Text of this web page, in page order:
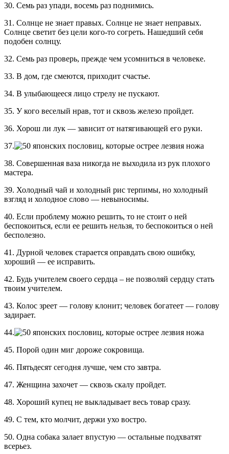
30. Семь раз упади, восемь раз поднимись.
31. Солнце не знает правых. Солнце не знает неправых.
Солнце светит без цели кого-то согреть. Нашедший себя
подобен солнцу.
32. Семь раз проверь, прежде чем усомниться в человеке.
33. В дом, где смеются, приходит счастье.
34. В улыбающееся лицо стрелу не пускают.
35. У кого веселый нрав, тот и сквозь железо пройдет.
36. Хорош ли лук — зависит от натягивающей его руки.
37.
38. Совершенная ваза никогда не выходила из рук плохого
мастера.
39. Холодный чай и холодный рис терпимы, но холодный
взгляд и холодное слово — невыносимы.
40. Если проблему можно решить, то не стоит о ней
беспокоиться, если ее решить нельзя, то беспокоиться о ней
бесполезно.
41. Дурной человек старается оправдать свою ошибку,
хороший — ее исправить.
42. Будь учителем своего сердца – не позволяй сердцу стать
твоим учителем.
43. Колос зреет — голову клонит; человек богатеет — голову
задирает.
44.
45. Порой один миг дороже сокровища.
46. Пятьдесят сегодня лучше, чем сто завтра.
47. Женщина захочет — сквозь скалу пройдет.
48. Хороший купец не выкладывает весь товар сразу.
49. С тем, кто молчит, держи ухо востро.
50. Одна собака залает впустую — остальные подхватят
всерьез.